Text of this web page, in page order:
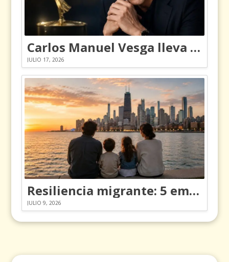
Carlos Manuel Vesga lleva el nombre de Colombia a los Emmy
JULIO 17, 2026
Resiliencia migrante: 5 emociones y cómo gestionarlas
JULIO 9, 2026